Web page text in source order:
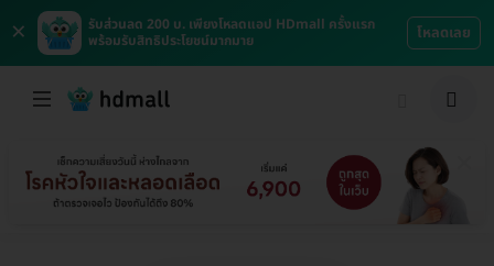
×
รับส่วนลด 200 บ. เพียงโหลดแอป HDmall ครั้งแรก
พร้อมรับสิทธิประโยชน์มากมาย
โหลดเลย